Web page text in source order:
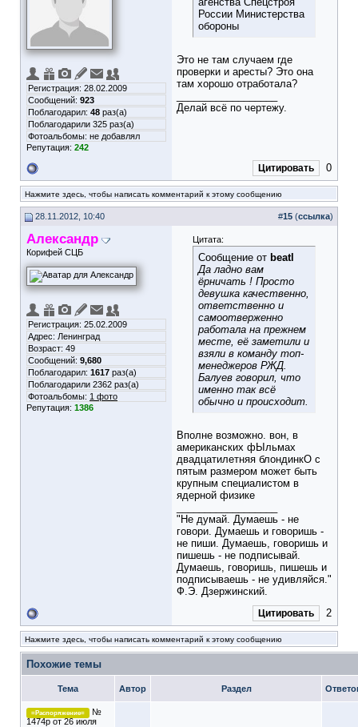
Регистрация: 28.02.2009
Сообщений: 923
Поблагодарил: 48 раз(а)
Поблагодарили 325 раз(а)
Фотоальбомы: не добавлял
Репутация: 242
России Министерства
обороны
Это не там случаем где
проверки и аресты? Это она
там хорошо отработала?
Делай всё по чертежу.
Цитировать 0
Нажмите здесь, чтобы написать комментарий к этому сообщению
28.11.2012, 10:40 #15 (ссылка)
Александр
Корифей СЦБ
Регистрация: 25.02.2009
Адрес: Ленинград
Возраст: 49
Сообщений: 9,680
Поблагодарил: 1617 раз(а)
Поблагодарили 2362 раз(а)
Фотоальбомы: 1 фото
Репутация: 1386
Цитата:
Сообщение от beatl
Да ладно вам
ёрничать ! Просто
девушка качественно,
ответственно и
самоотверженно
работала на прежнем
месте, её заметили и
взяли в команду топ-
менеджеров РЖД.
Балуев говорил, что
именно так всё
обычно и происходит.
Вполне возможно. вон, в
американских фЫльмах
двадцатилетняя блондинкО с
пятым размером может быть
крупным специалистом в
ядерной физике
"Не думай. Думаешь - не
говори. Думаешь и говоришь -
не пиши. Думаешь, говоришь и
пишешь - не подписывай.
Думаешь, говоришь, пишешь и
подписываешь - не удивляйся."
Ф.Э. Дзержинский.
Цитировать 2
Нажмите здесь, чтобы написать комментарий к этому сообщению
Похожие темы
Тема Автор Раздел
=Распоряжение=
№
1474р от 26 июля